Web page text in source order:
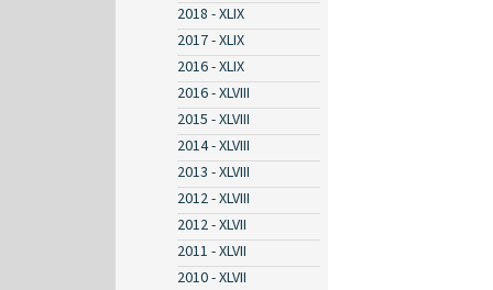
2018 - XLIX
2017 - XLIX
2016 - XLIX
2016 - XLVIII
2015 - XLVIII
2014 - XLVIII
2013 - XLVIII
2012 - XLVIII
2012 - XLVII
2011 - XLVII
2010 - XLVII